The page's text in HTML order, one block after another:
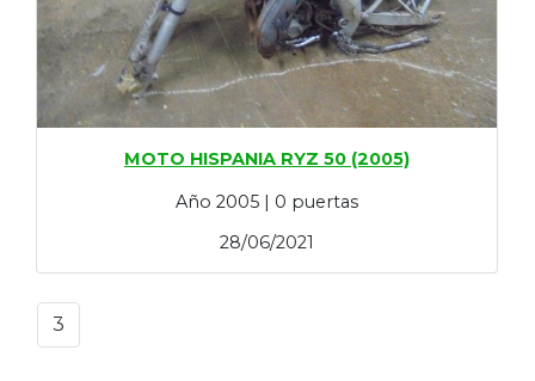
MOTO HISPANIA RYZ 50 (2005)
Año 2005 | 0 puertas
28/06/2021
3